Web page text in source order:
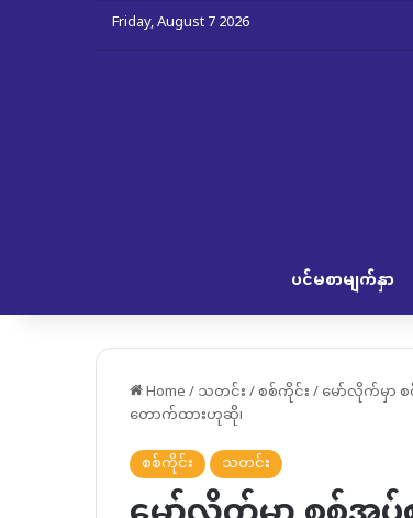
Friday, August 7 2026
ပင်မစာမျက်နှာ
Home/သတင်း/စစ်ကိုင်း/မော်လိုက်မှာ
တောက်ထားဟုဆို၊
စစ်ကိုင်း
သတင်း